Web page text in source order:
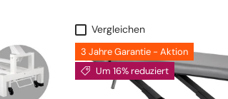
Vergleichen
3 Jahre Garantie - Aktion
Um 16% reduziert